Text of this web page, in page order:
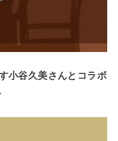
小谷久美さんとコラボ